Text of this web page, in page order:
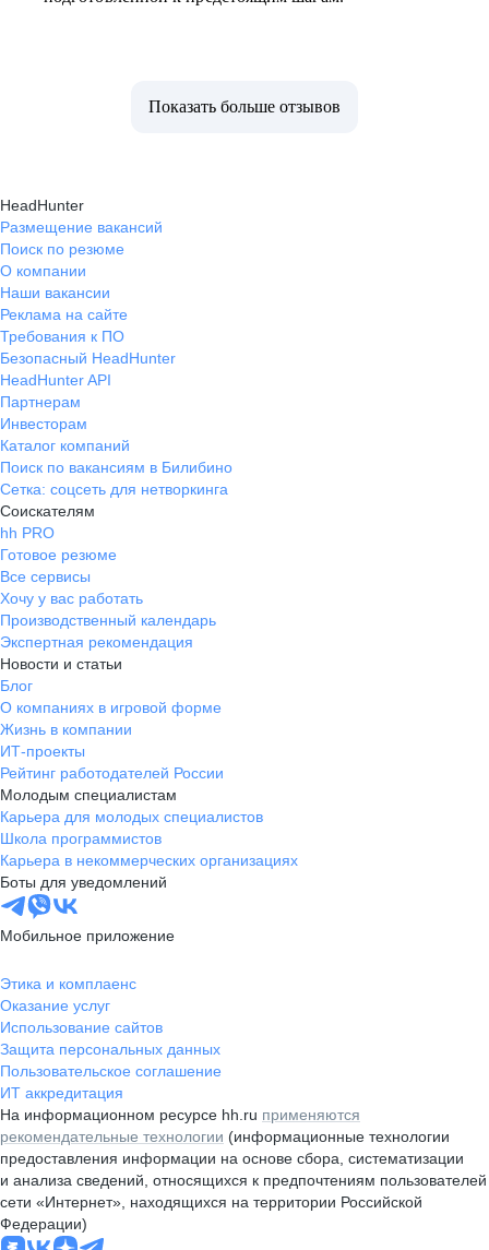
Показать больше отзывов
HeadHunter
Размещение вакансий
Поиск по резюме
О компании
Наши вакансии
Реклама на сайте
Требования к ПО
Безопасный HeadHunter
HeadHunter API
Партнерам
Инвесторам
Каталог компаний
Поиск по вакансиям в Билибино
Сетка: соцсеть для нетворкинга
Соискателям
hh PRO
Готовое резюме
Все сервисы
Хочу у вас работать
Производственный календарь
Экспертная рекомендация
Новости и статьи
Блог
О компаниях в игровой форме
Жизнь в компании
ИТ-проекты
Рейтинг работодателей России
Молодым специалистам
Карьера для молодых специалистов
Школа программистов
Карьера в некоммерческих организациях
Боты для уведомлений
Мобильное приложение
Этика и комплаенс
Оказание услуг
Использование сайтов
Защита персональных данных
Пользовательское соглашение
ИТ аккредитация
На информационном ресурсе hh.ru применяются
рекомендательные технологии (информационные технологии
предоставления информации на основе сбора, систематизации
и анализа сведений, относящихся к предпочтениям пользователей
сети «Интернет», находящихся на территории Российской
Федерации)